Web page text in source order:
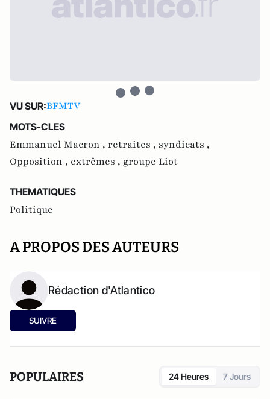
VU SUR:BFMTV
MOTS-CLES
Emmanuel Macron , retraites , syndicats ,
Opposition , extrêmes , groupe Liot
THEMATIQUES
Politique
A PROPOS DES AUTEURS
Rédaction d'Atlantico
SUIVRE
POPULAIRES 24 Heures 7 Jours